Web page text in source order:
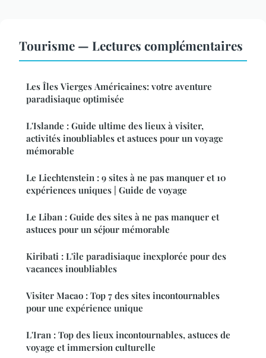
Tourisme — Lectures complémentaires
Les Îles Vierges Américaines: votre aventure
paradisiaque optimisée
L'Islande : Guide ultime des lieux à visiter,
activités inoubliables et astuces pour un voyage
mémorable
Le Liechtenstein : 9 sites à ne pas manquer et 10
expériences uniques | Guide de voyage
Le Liban : Guide des sites à ne pas manquer et
astuces pour un séjour mémorable
Kiribati : L'île paradisiaque inexplorée pour des
vacances inoubliables
Visiter Macao : Top 7 des sites incontournables
pour une expérience unique
L'Iran : Top des lieux incontournables, astuces de
voyage et immersion culturelle